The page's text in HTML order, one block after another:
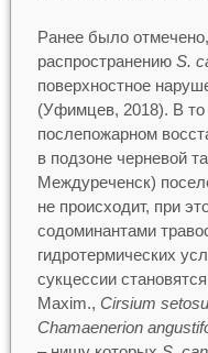
Ранее было
распространению S.
поверхностное
(Уфимцев, 2018). В то
послепожарном
в подзоне черневой
Междуреченск)
не происходит, при
содоминантами
гидротермических
сукцессии
Maxim., Cirsium
Chamaenerion